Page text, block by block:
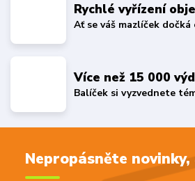
Rychlé vyřízení
Ať se váš mazlíček dočká
Více než 15 000
Balíček si vyzvednete
Nepropásněte